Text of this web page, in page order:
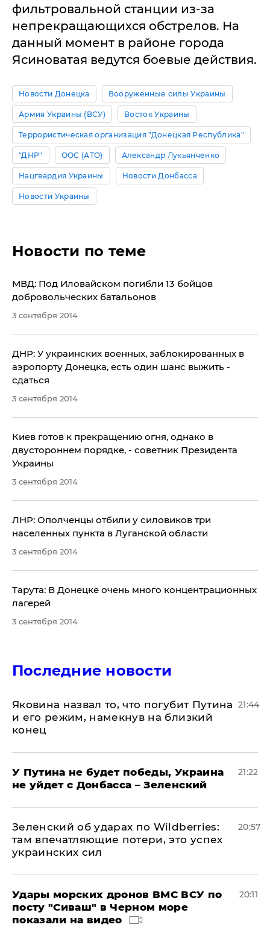
фильтровальной станции из-за
непрекращающихся обстрелов. На
данный момент в районе города
Ясиноватая ведутся боевые действия.
Новости Донецка Вооруженные силы Украины
Армия Украины (ВСУ) Восток Украины
Террористическая организация "Донецкая Республика"
"ДНР" ООС (АТО) Александр Лукьянченко
Нацгвардия Украины Новости Донбасса
Новости Украины
Новости по теме
МВД: Под Иловайском погибли 13 бойцов
добровольческих батальонов
3 сентября 2014
ДНР: У украинских военных, заблокированных в
аэропорту Донецка, есть один шанс выжить -
сдаться
3 сентября 2014
Киев готов к прекращению огня, однако в
двустороннем порядке, - советник Президента
Украины
3 сентября 2014
ЛНР: Ополченцы отбили у силовиков три
населенных пункта в Луганской области
3 сентября 2014
Тарута: В Донецке очень много концентрационных
лагерей
3 сентября 2014
Последние новости
Яковина назвал то, что погубит Путина
и его режим, намекнув на близкий
конец
21:44
У Путина не будет победы, Украина
не уйдет с Донбасса – Зеленский
21:22
Зеленский об ударах по Wildberries:
там впечатляющие потери, это успех
украинских сил
20:57
Удары морских дронов ВМС ВСУ по
посту "Сиваш" в Черном море
показали на видео
20:11